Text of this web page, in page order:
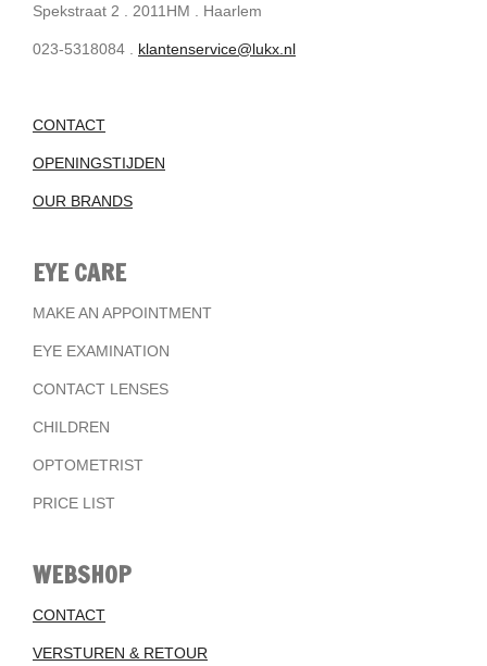
Spekstraat 2 . 2011HM . Haarlem
023-5318084 . klantenservice@lukx.nl
CONTACT
OPENINGSTIJDEN
OUR BRANDS
EYE CARE
MAKE AN APPOINTMENT
EYE EXAMINATION
CONTACT LENSES
CHILDREN
OPTOMETRIST
PRICE LIST
WEBSHOP
CONTACT
VERSTUREN & RETOUR